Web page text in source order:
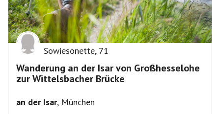
Sowiesonette, 71
Wanderung an der Isar von Großhesselohe
zur Wittelsbacher Brücke
an der Isar, München